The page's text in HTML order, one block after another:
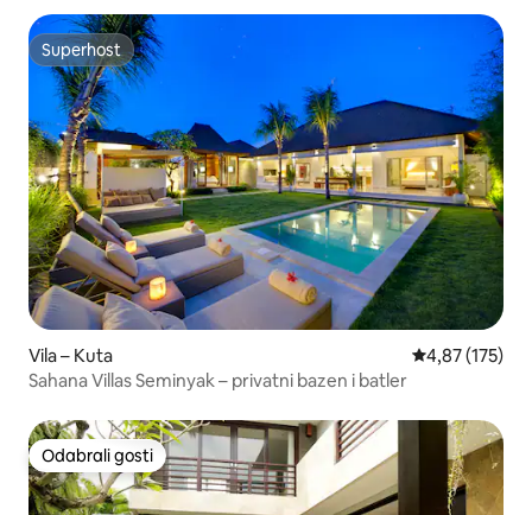
Superhost
Superhost
Vila – Kuta Prosječna
4,87 (175)
Sahana Villas Seminyak – privatni bazen i batler
Odabrali gosti
Odabrali gosti